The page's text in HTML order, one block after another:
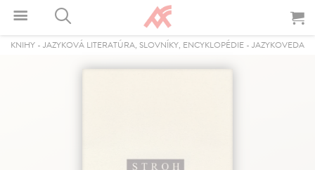
KNIHY - JAZYKOVÁ LITERATÚRA, SLOVNÍKY, ENCYKLOPÉDIE - JAZYKOVEDA